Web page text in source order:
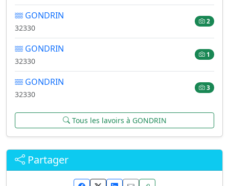
GONDRIN
32330
2
GONDRIN
32330
1
GONDRIN
32330
3
Tous les lavoirs à GONDRIN
Partager